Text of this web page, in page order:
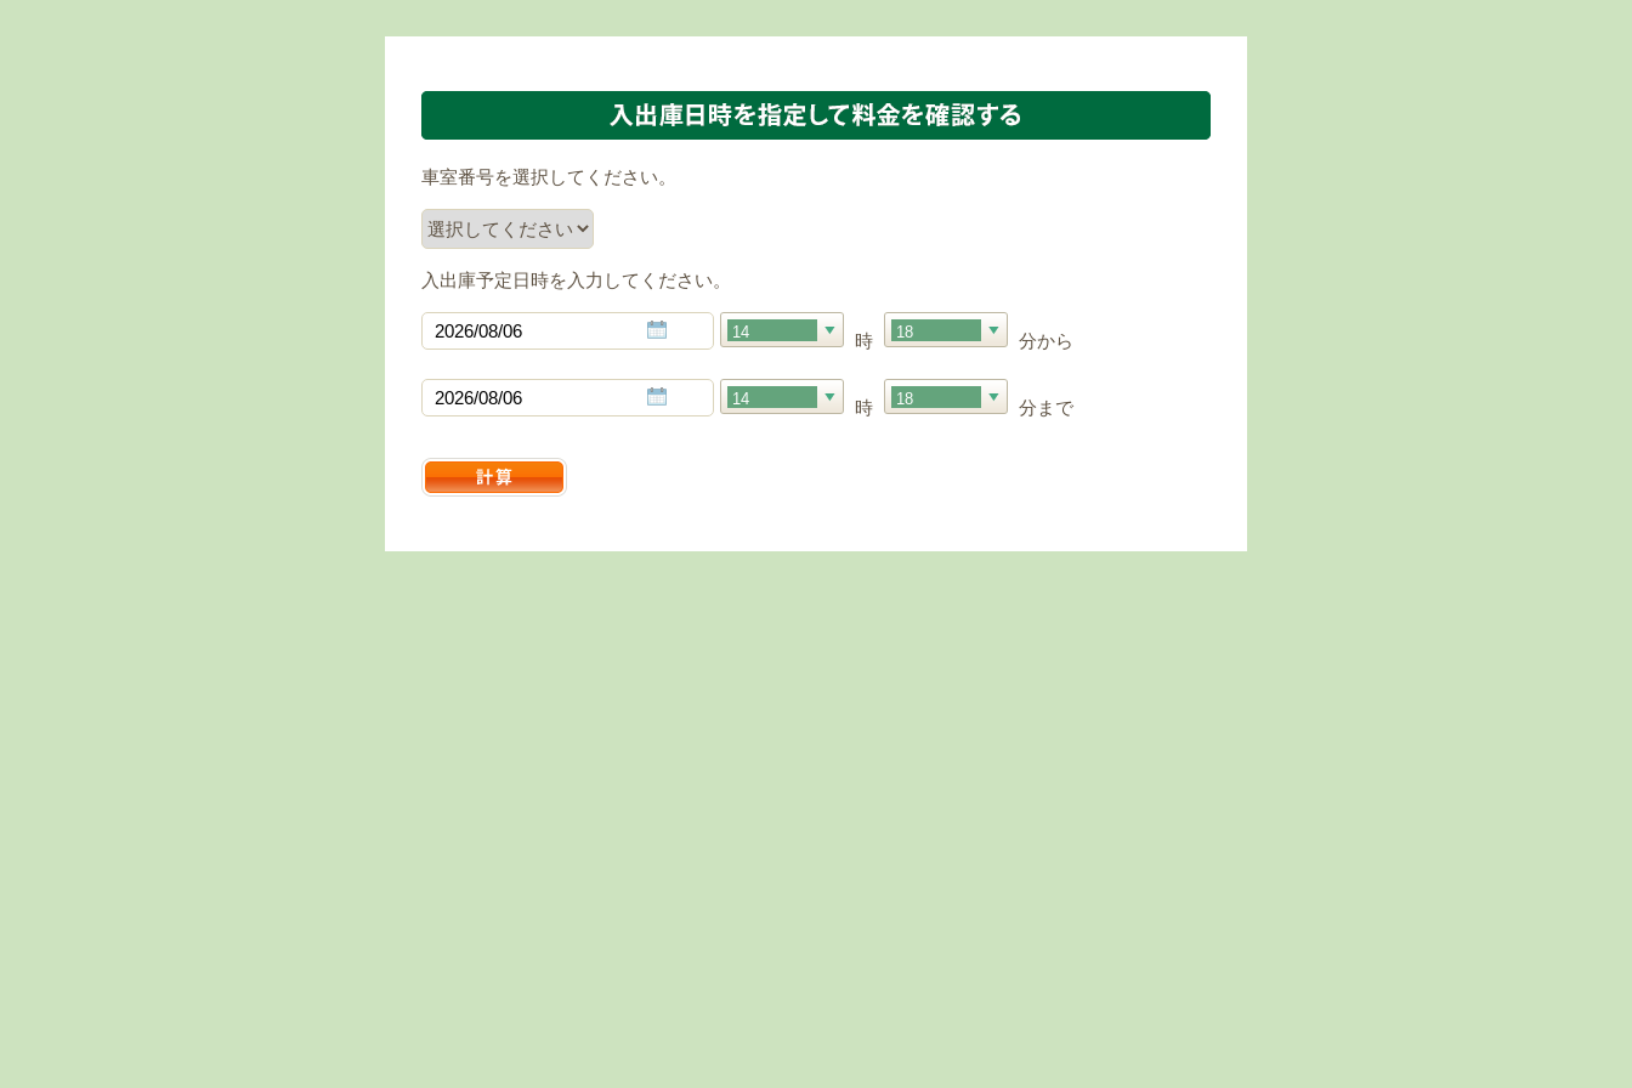
車室番号を選択してください。
入出庫予定日時を入力してください。
14 時 18 分から
14 時 18 分まで